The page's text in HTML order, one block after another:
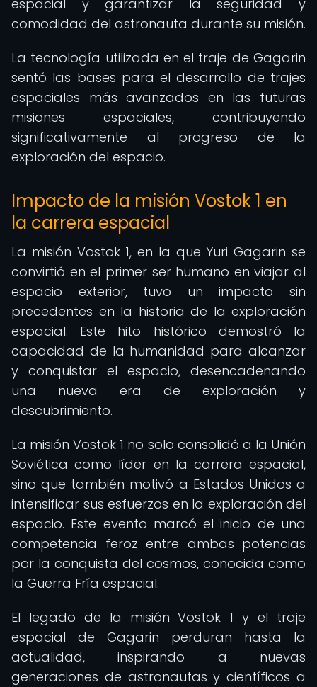
espacial y garantizar la seguridad y
comodidad del astronauta durante su misión.
La tecnología utilizada en el traje de Gagarin
sentó las bases para el desarrollo de trajes
espaciales más avanzados en las futuras
misiones espaciales, contribuyendo
significativamente al progreso de la
exploración del espacio.
Impacto de la misión Vostok 1 en
la carrera espacial
La misión Vostok 1, en la que Yuri Gagarin se
convirtió en el primer ser humano en viajar al
espacio exterior, tuvo un impacto sin
precedentes en la historia de la exploración
espacial. Este hito histórico demostró la
capacidad de la humanidad para alcanzar
y conquistar el espacio, desencadenando
una nueva era de exploración y
descubrimiento.
La misión Vostok 1 no solo consolidó a la Unión
Soviética como líder en la carrera espacial,
sino que también motivó a Estados Unidos a
intensificar sus esfuerzos en la exploración del
espacio. Este evento marcó el inicio de una
competencia feroz entre ambas potencias
por la conquista del cosmos, conocida como
la Guerra Fría espacial.
El legado de la misión Vostok 1 y el traje
espacial de Gagarin perduran hasta la
actualidad, inspirando a nuevas
generaciones de astronautas y científicos a